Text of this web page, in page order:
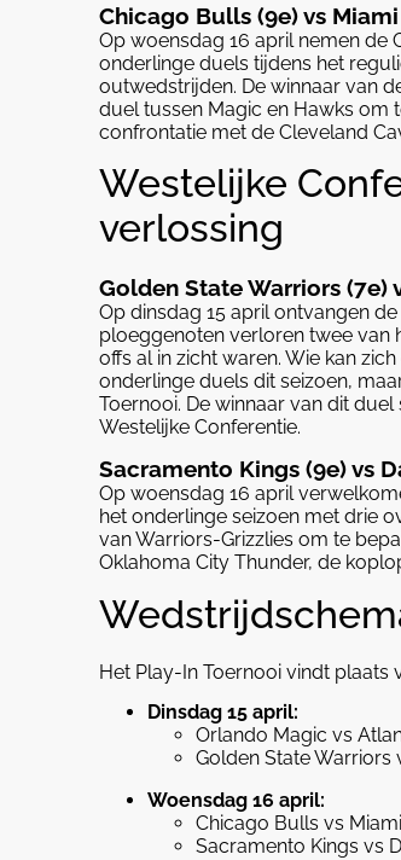
Chicago Bulls (9e) vs
Op woensdag 16 april nemen de
onderlinge duels tijdens het
outwedstrijden. De winnaar van
duel tussen Magic en Hawks om
confrontatie met de Cleveland
Westelijke
verlossing
Golden State Warriors (7e)
Op dinsdag 15 april ontvangen
ploeggenoten verloren twee van
offs al in zicht waren. Wie kan
onderlinge duels dit seizoen,
Toernooi. De winnaar van dit
Westelijke Conferentie.
Sacramento Kings (9e) vs
Op woensdag 16 april
het onderlinge seizoen met drie
van Warriors-Grizzlies om te
Oklahoma City Thunder, de
Het Play-In Toernooi vindt plaats
Dinsdag 15 april:
Orlando Magic vs
Golden State Warriors
Woensdag 16 april:
Chicago Bulls vs
Sacramento Kings vs